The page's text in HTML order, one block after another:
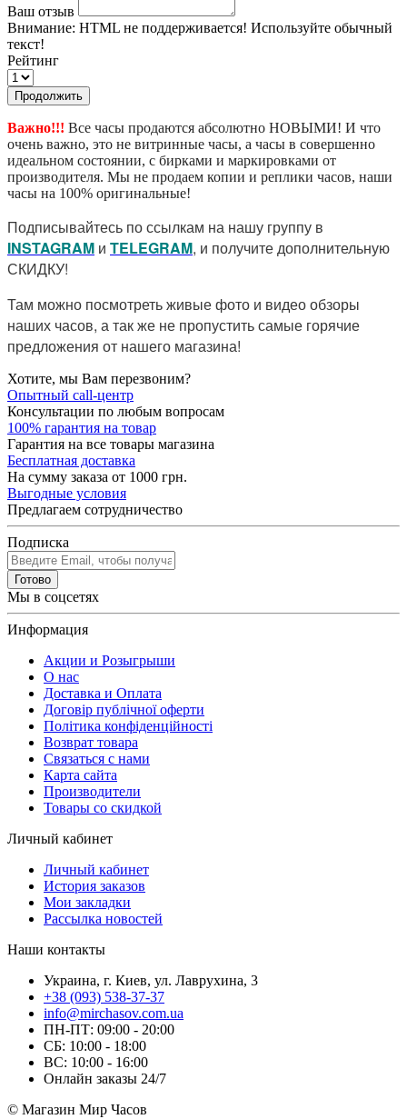
Ваш отзыв
Внимание: HTML не поддерживается! Используйте обычный
текст!
Рейтинг
Продолжить
Важно!!! Все часы продаются абсолютно НОВЫМИ! И что
очень важно, это не витринные часы, а часы в совершенно
идеальном состоянии, с бирками и маркировками от
производителя. Мы не продаем копии и реплики часов, наши
часы на 100% оригинальные!
Подписывайтесь по ссылкам на нашу группу в
INSTAGRAM и TELEGRAM, и получите дополнительную
СКИДКУ!
Там можно посмотреть живые фото и видео обзоры
наших часов, а так же не пропустить самые горячие
предложения от нашего магазина!
Хотите, мы Вам перезвоним?
Опытный call-центр
Консультации по любым вопросам
100% гарантия на товар
Гарантия на все товары магазина
Бесплатная доставка
На сумму заказа от 1000 грн.
Выгодные условия
Предлагаем сотрудничество
Подписка
Готово
Мы в соцсетях
Информация
Акции и Розыгрыши
О нас
Доставка и Оплата
Договір публічної оферти
Політика конфіденційності
Возврат товара
Связаться с нами
Карта сайта
Производители
Товары со скидкой
Личный кабинет
Личный кабинет
История заказов
Мои закладки
Рассылка новостей
Наши контакты
Украина, г. Киев, ул. Лаврухина, 3
+38 (093) 538-37-37
info@mirchasov.com.ua
ПН-ПТ: 09:00 - 20:00
СБ: 10:00 - 18:00
ВС: 10:00 - 16:00
Онлайн заказы 24/7
© Магазин Мир Часов